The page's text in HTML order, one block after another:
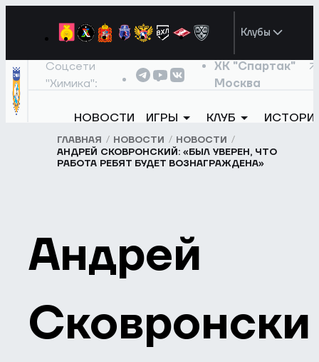
Клубы
Соцсети
"Химика":
ХК "Спартак"
Москва
НОВОСТИ ИГРЫ КЛУБ
ГЛАВНАЯ НОВОСТИ
НОВОСТИ
АНДРЕЙ СКОВРОНСКИЙ: «БЫЛ УВЕРЕН, ЧТО
РАБОТА РЕБЯТ БУДЕТ ВОЗНАГРАЖДЕНА»
Андрей